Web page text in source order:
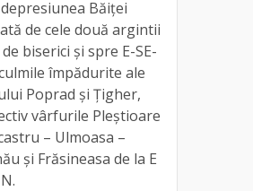
Băiţei
de cele două argintii
biserici şi spre E-SE-
împădurite ale
Poprad şi Ţigher,
vârfurile Pleştioare
– Ulmoasa –
şi Frăsineasa de la E